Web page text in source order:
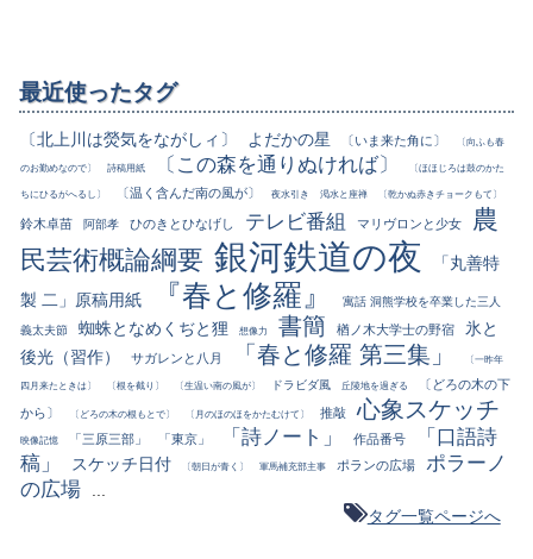
最近使ったタグ
〔北上川は熒気をながしィ〕 よだかの星 〔いま来た角に〕 〔向ふも春
のお勤めなので〕 詩稿用紙 〔この森を通りぬければ〕 〔ほほじろは鼓のかた
ちにひるがへるし〕 〔温く含んだ南の風が〕 夜水引き 渇水と座禅 〔乾かぬ赤きチョークもて〕
鈴木卓苗 阿部孝 ひのきとひなげし テレビ番組 マリヴロンと少女
農
民芸術概論綱要 銀河鉄道の夜
「丸善特
製 二」原稿用紙
『春と修羅』 寓話 洞熊学校を卒業した三人
義太夫節 蜘蛛となめくぢと狸 想像力 書簡 楢ノ木大学士の野宿
氷と
後光（習作）
サガレンと八月 「春と修羅 第三集」 〔一昨年
四月来たときは〕 〔根を截り〕 〔生温い南の風が〕 ドラビダ風 丘陵地を過ぎる
〔どろの木の下
から〕
〔どろの木の根もとで〕 〔月のほのほをかたむけて〕 推敲 心象スケッチ
映像記憶 「三原三部」 「東京」 「詩ノート」 作品番号
「口語詩
稿」
スケッチ日付 〔朝日が青く〕 軍馬補充部主事 ポランの広場
ポラーノ
の広場
タグ一覧ページへ